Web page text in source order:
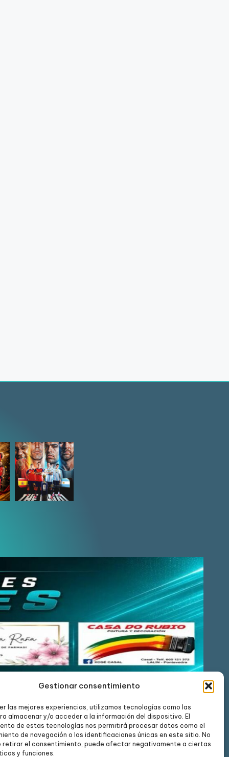
Gestionar consentimiento
las mejores experiencias, utilizamos tecnologías como las
almacenar y/o acceder a la información del dispositivo. El
de estas tecnologías nos permitirá procesar datos como el
de navegación o las identificaciones únicas en este sitio. No
retirar el consentimiento, puede afectar negativamente a ciertas
y funciones.